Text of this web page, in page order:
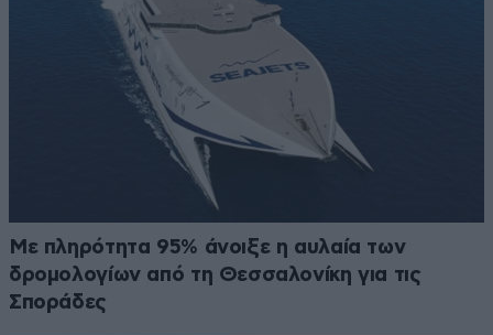
Με πληρότητα 95% άνοιξε η αυλαία των
δρομολογίων από τη Θεσσαλονίκη για τις
Σποράδες